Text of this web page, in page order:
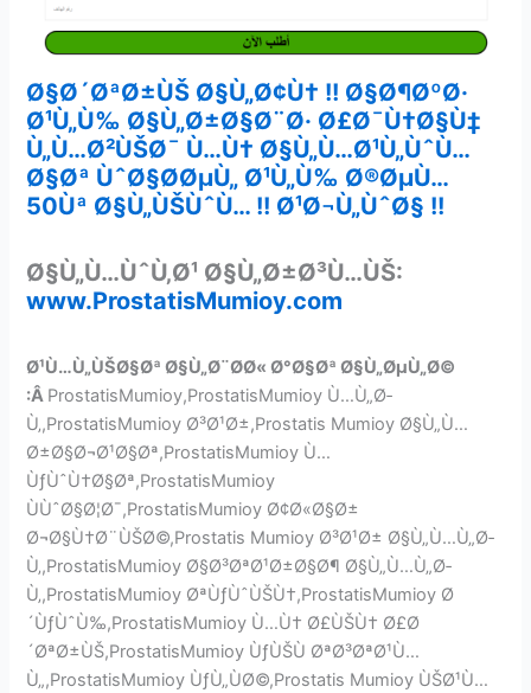
Ø§Ø´ØªØ±ÙŠ Ø§Ù„Ø¢Ù† !! Ø§Ø¶ØºØ·
Ø¹Ù„Ù‰ Ø§Ù„Ø±Ø§Ø¨Ø· Ø£Ø¯Ù†Ø§Ù‡
Ù„Ù…Ø²ÙŠØ¯ Ù…Ù† Ø§Ù„Ù…Ø¹Ù„ÙˆÙ…
Ø§Øª ÙˆØ§Ø­ØµÙ„ Ø¹Ù„Ù‰ Ø®ØµÙ…
50Ùª Ø§Ù„ÙŠÙˆÙ… !! Ø¹Ø¬Ù„ÙˆØ§ !!
Ø§Ù„Ù…ÙˆÙ‚Ø¹ Ø§Ù„Ø±Ø³Ù…ÙŠ:
www.ProstatisMumioy.com
Ø¹Ù…Ù„ÙŠØ§Øª Ø§Ù„Ø¨Ø­Ø« Ø°Ø§Øª Ø§Ù„ØµÙ„Ø©
:Â ProstatisMumioy,ProstatisMumioy Ù…Ù„Ø­
Ù‚,ProstatisMumioy Ø³Ø¹Ø±,Prostatis Mumioy Ø§Ù„Ù…
Ø±Ø§Ø¬Ø¹Ø§Øª,ProstatisMumioy Ù…
ÙƒÙˆÙ†Ø§Øª,ProstatisMumioy
ÙÙˆØ§Ø¦Ø¯,ProstatisMumioy Ø¢Ø«Ø§Ø±
Ø¬Ø§Ù†Ø¨ÙŠØ©,Prostatis Mumioy Ø³Ø¹Ø± Ø§Ù„Ù…Ù„Ø­
Ù‚,ProstatisMumioy Ø§Ø³ØªØ¹Ø±Ø§Ø¶ Ø§Ù„Ù…Ù„Ø­
Ù‚,ProstatisMumioy ØªÙƒÙˆÙŠÙ†,ProstatisMumioy Ø
´ÙƒÙˆÙ‰,ProstatisMumioy Ù…Ù† Ø£ÙŠÙ† Ø£Ø
´ØªØ±ÙŠ,ProstatisMumioy ÙƒÙŠÙ ØªØ³ØªØ¹Ù…
Ù„,ProstatisMumioy ÙƒÙ„ÙØ©,Prostatis Mumioy ÙŠØ¹Ù…